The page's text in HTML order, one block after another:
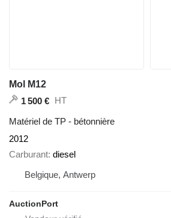
Mol M12
1 500 € HT
Matériel de TP - bétonnière
2012
Carburant diesel
Belgique, Antwerp
AuctionPort